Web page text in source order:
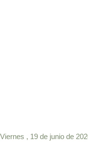
Viernes , 19 de junio de